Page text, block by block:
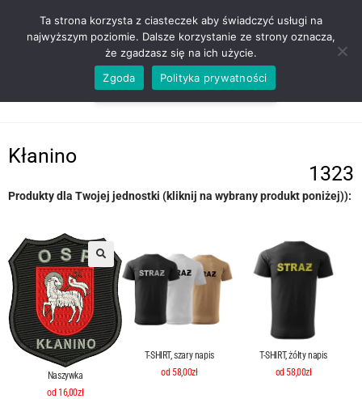
ZADZWOŃ TEL. 600 352 938
Kłanino
1323
Produkty dla Twojej jednostki (kliknij na wybrany produkt poniżej)):
Naszywka
od 16,00zł
T-SHIRT, szary napis
od 58,00zł
T-SHIRT, żółty napis
od 58,00zł
Ta strona korzysta z ciasteczek aby świadczyć usługi na
najwyższym poziomie. Dalsze korzystanie ze strony oznacza,
że zgadzasz się na ich użycie.
Zgoda
Polityka prywatności